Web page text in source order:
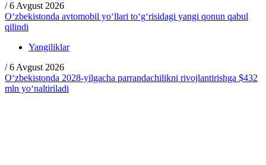
/ 6 Avgust 2026
O‘zbekistonda avtomobil yo‘llari to‘g‘risidagi yangi qonun qabul
qilindi
Yangiliklar
/ 6 Avgust 2026
O‘zbekistonda 2028-yilgacha parrandachilikni rivojlantirishga $432
mln yo‘naltiriladi